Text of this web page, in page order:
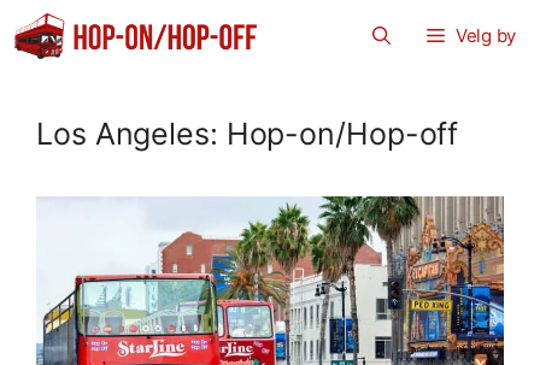
Hopp
til
Velg by
Los Angeles: Hop-on/Hop-off